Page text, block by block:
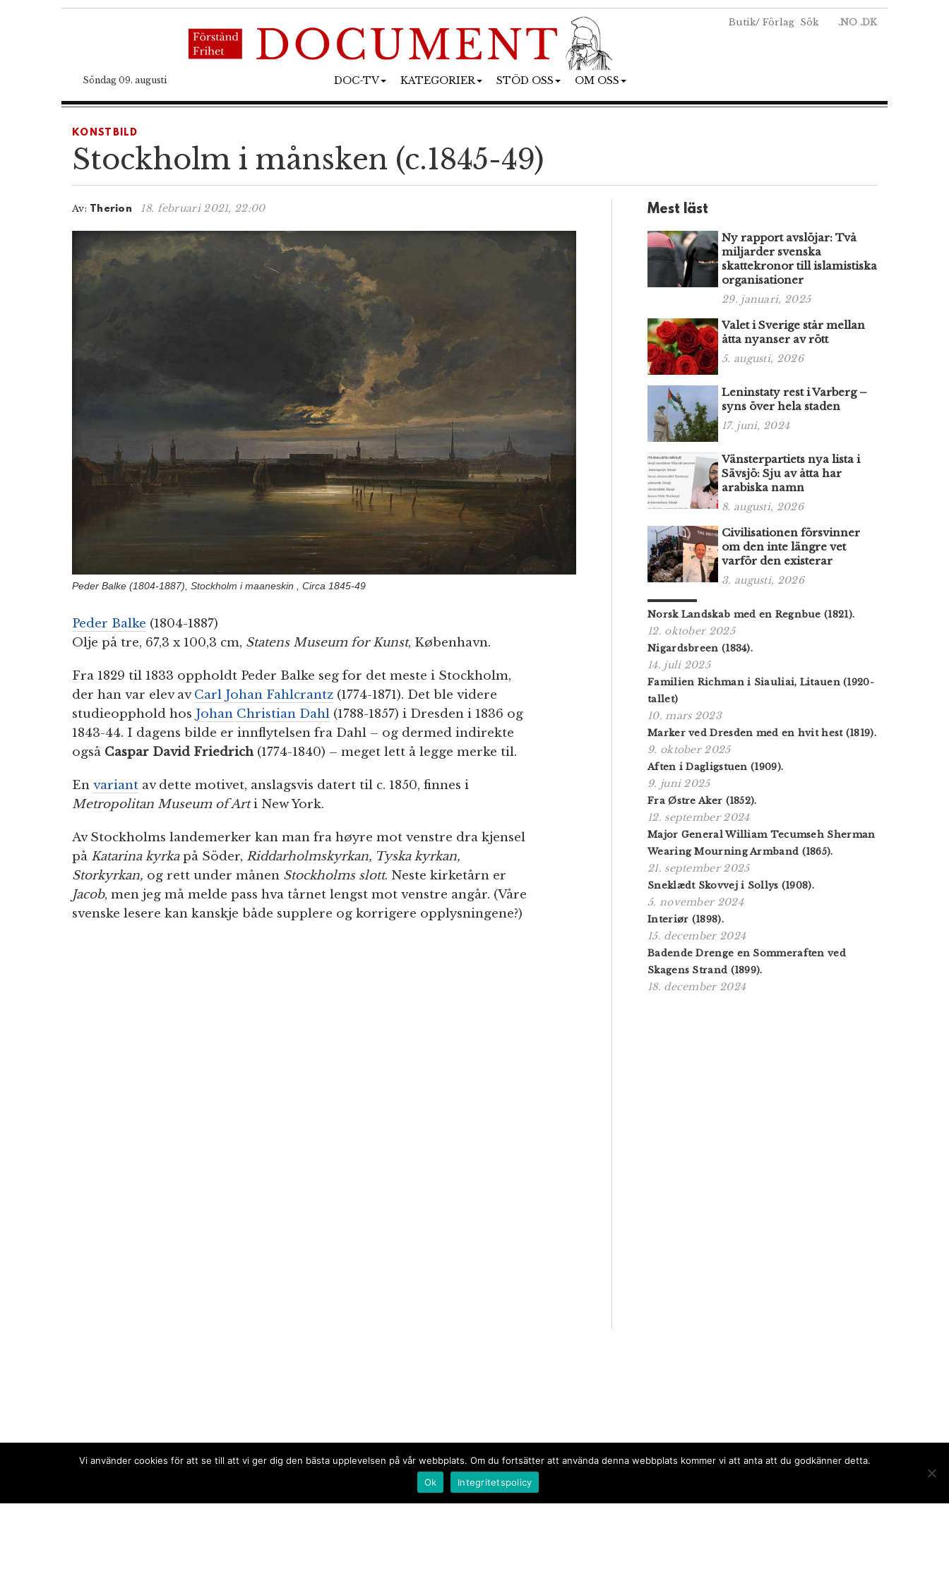
Butik/ Förlag Sök .NO .DK
Söndag 09. augusti DOC-TV KATEGORIER STÖD OSS OM OSS
KONSTBILD
Stockholm i månsken (c.1845-49)
Av: Therion 18. februari 2021, 22:00
Peder Balke (1804-1887), Stockholm i maaneskin , Circa 1845-49
Peder Balke (1804-1887)
Olje på tre, 67,3 x 100,3 cm, Statens Museum for Kunst, København.
Fra 1829 til 1833 oppholdt Peder Balke seg for det meste i Stockholm,
der han var elev avCarl Johan Fahlcrantz (1774-1871). Det ble videre
studieopphold hos Johan Christian Dahl (1788-1857) i Dresden i 1836 og
1843-44. I dagens bilde er innflytelsen fra Dahl – og dermed indirekte
også Caspar David Friedrich (1774-1840) – meget lett å legge merke til.
En variant av dette motivet, anslagsvis datert til c. 1850, finnes i
Metropolitan Museum of Arti New York.
Av Stockholms landemerker kan man fra høyre mot venstre dra kjensel
på Katarina kyrkapå Söder, Riddarholmskyrkan, Tyska kyrkan,
Storkyrkan, og rett under månen Stockholms slott. Neste kirketårn er
Jacob, men jeg må melde pass hva tårnet lengst mot venstre angår. (Våre
svenske lesere kan kanskje både supplere og korrigere opplysningene?)
Mest läst
Ny rapport avslöjar: Två
miljarder svenska
skattekronor till islamistiska
organisationer
29. januari, 2025
Valet i Sverige står mellan
åtta nyanser av rött
5. augusti, 2026
Leninstaty rest i Varberg –
syns över hela staden
17. juni, 2024
Vänsterpartiets nya lista i
Sävsjö: Sju av åtta har
arabiska namn
8. augusti, 2026
Civilisationen försvinner
om den inte längre vet
varför den existerar
3. augusti, 2026
Norsk Landskab med en Regnbue (1821).
12. oktober 2025
Nigardsbreen (1834).
14. juli 2025
Familien Richman i Siauliai, Litauen (1920-
tallet)
10. mars 2023
Marker ved Dresden med en hvit hest (1819).
9. oktober 2025
Aften i Dagligstuen (1909).
9. juni 2025
Fra Østre Aker (1852).
12. september 2024
Major General William Tecumseh Sherman
Wearing Mourning Armband (1865).
21. september 2025
Sneklædt Skovvej i Sollys (1908).
5. november 2024
Interiør (1898).
15. december 2024
Badende Drenge en Sommeraften ved
Skagens Strand (1899).
18. december 2024
Vi använder cookies för att se till att vi ger dig den bästa upplevelsen på vår webbplats. Om du fortsätter att använda denna webbplats kommer vi att anta att du godkänner detta.
Ok
Integritetspolicy